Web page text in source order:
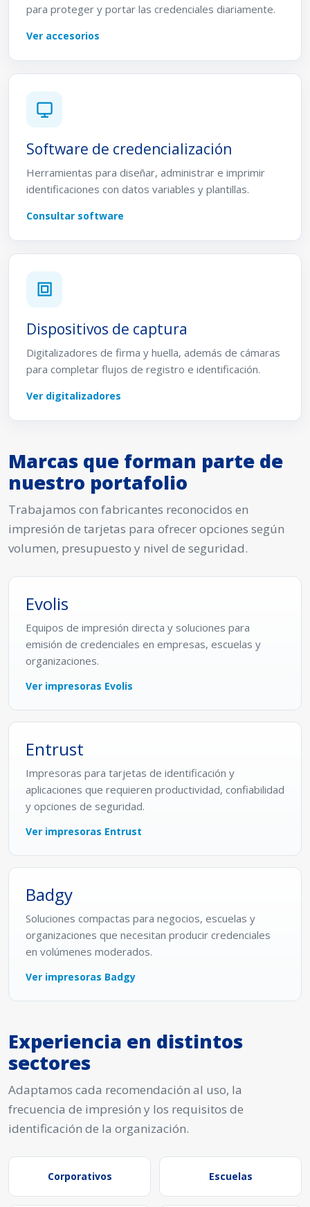
para proteger y portar las credenciales diariamente.
Ver accesorios
Software de credencialización
Herramientas para diseñar, administrar e imprimir
identificaciones con datos variables y plantillas.
Consultar software
Dispositivos de captura
Digitalizadores de firma y huella, además de cámaras
para completar flujos de registro e identificación.
Ver digitalizadores
Marcas que forman parte de
nuestro portafolio
Trabajamos con fabricantes reconocidos en
impresión de tarjetas para ofrecer opciones según
volumen, presupuesto y nivel de seguridad.
Evolis
Equipos de impresión directa y soluciones para
emisión de credenciales en empresas, escuelas y
organizaciones.
Ver impresoras Evolis
Entrust
Impresoras para tarjetas de identificación y
aplicaciones que requieren productividad, confiabilidad
y opciones de seguridad.
Ver impresoras Entrust
Badgy
Soluciones compactas para negocios, escuelas y
organizaciones que necesitan producir credenciales
en volúmenes moderados.
Ver impresoras Badgy
Experiencia en distintos
sectores
Adaptamos cada recomendación al uso, la
frecuencia de impresión y los requisitos de
identificación de la organización.
Corporativos Escuelas